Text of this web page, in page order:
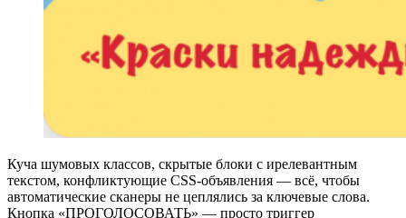
Куча шумовых классов, скрытые блоки с ирелевантным
текстом, конфликтующие CSS‑объявления — всё, чтобы
автоматические сканеры не цеплялись за ключевые слова.
Кнопка «ПРОГОЛОСОВАТЬ» — просто триггер